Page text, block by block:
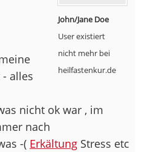
John/Jane Doe
User existiert
nicht mehr bei
heilfastenkur.de
alles
nicht ok war , im
nach
-( Erkältung Stress etc